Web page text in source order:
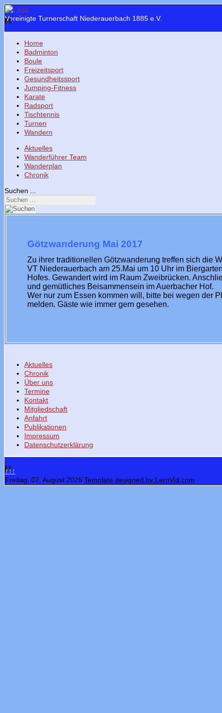
Vereinigte Turnerschaft Niederauerbach 1885 e.V.
Home
Badminton
Boule
Freizeitsport
Gesundheitssport
Jumping-Fitness
Karate
Radsport
Tischtennis
Turnen
Wandern
Aktuelles
Wanderführer Team
Wanderplan
Chronik
Suchen ...
Götzwanderung Mai 2017
Zu ihrer traditionellen Götzwanderung treffen sich die
VT Niederauerbach am 25.Mai um 10 Uhr im
Hofes. Gewandert wird im Raum Zweibrücken.
und gemütliches Beisammensein im Auerbacher Hof.
Wer nur zum Essen kommen will, bitte bei wegen der
melden. Gäste wie immer gern gesehen.
Aktuelles
Chronik
Über uns
Termine
Kontakt
Mitgliedschaft
Anfahrt
Publikationen
Impressum
Datenschutzerklärung
↑↑↑
Freitag, 07. August 2026 Template designed by LernVid.com